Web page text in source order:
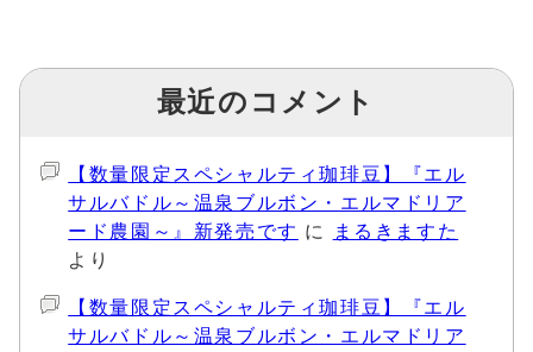
最近のコメント
【数量限定スペシャルティ珈琲豆】『エル
サルバドル～温泉ブルボン・エルマドリア
ード農園～』新発売です に
まるきますた
より
【数量限定スペシャルティ珈琲豆】『エル
サルバドル～温泉ブルボン・エルマドリア